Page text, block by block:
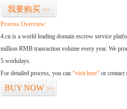
我要购买 >>
Process Overview:
4.cn is a world leading domain escrow service
million RMB transaction volume every year. We
5 workdays.
For detailed process, you can “visit here” or contact
BUY NOW >>